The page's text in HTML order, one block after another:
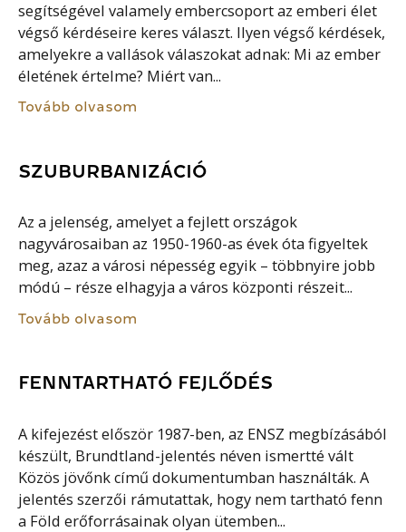
segítségével valamely embercsoport az emberi élet
végső kérdéseire keres választ. Ilyen végső kérdések,
amelyekre a vallások válaszokat adnak: Mi az ember
életének értelme? Miért van...
Tovább olvasom
SZUBURBANIZÁCIÓ
Az a jelenség, amelyet a fejlett országok
nagyvárosaiban az 1950-1960-as évek óta figyeltek
meg, azaz a városi népesség egyik – többnyire jobb
módú – része elhagyja a város központi részeit...
Tovább olvasom
FENNTARTHATÓ FEJLŐDÉS
A kifejezést először 1987-ben, az ENSZ megbízásából
készült, Brundtland-jelentés néven ismertté vált
Közös jövőnk című dokumentumban használták. A
jelentés szerzői rámutattak, hogy nem tartható fenn
a Föld erőforrásainak olyan ütemben...